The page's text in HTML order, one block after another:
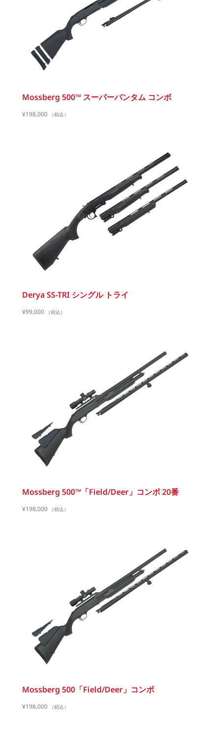
Mossberg 500™ スーパーバンタム コンボ
¥198,000 （税込）
Derya SS-TRI シングル トライ
¥99,000 （税込）
Mossberg 500™「Field/Deer」コンボ 20番
¥198,000 （税込）
Mossberg 500「Field/Deer」コンボ
¥198,000 （税込）